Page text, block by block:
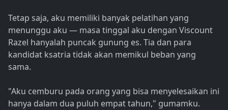
Tetap saja, aku memiliki banyak pelatihan yang
menunggu aku — masa tinggal aku dengan Viscount
Razel hanyalah puncak gunung es. Tia dan para
kandidat ksatria tidak akan memikul beban yang
sama.
"Aku cemburu pada orang yang bisa menyelesaikan ini
hanya dalam dua puluh empat tahun," gumamku.